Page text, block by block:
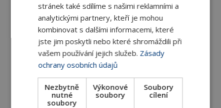
WM-T nástěnný regulátor s termostatem
WM-T nástěnné regulátory s termostatem pro
ovládání fancoilů s 3-rychlostními
DETAIL
stránek také sdílíme s našimi reklamními a
analytickými partnery, kteří je mohou
kombinovat s dalšími informacemi, které
jste jim poskytli nebo které shromáždili při
vašem používání jejich služeb. Zásady
ochrany osobních údajů
Nezbytně
nutné
soubory
Výkonové
soubory
Soubory
cílení